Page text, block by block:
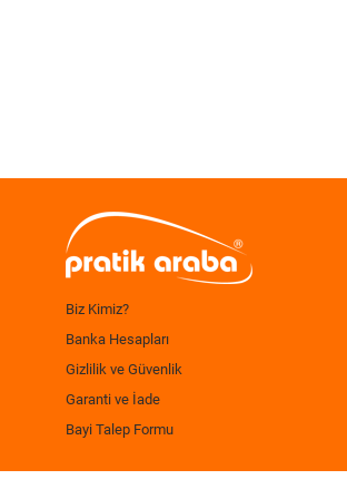
Biz Kimiz?
Banka Hesapları
Gizlilik ve Güvenlik
Garanti ve İade
Bayi Talep Formu